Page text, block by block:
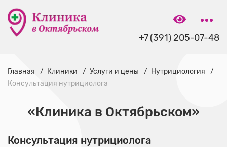
+7 (391) 205-07-48
Главная Клиники Услуги и цены
Нутрициология
Консультация нутрициолога
«Клиника в Октябрьском»
Консультация нутрициолога